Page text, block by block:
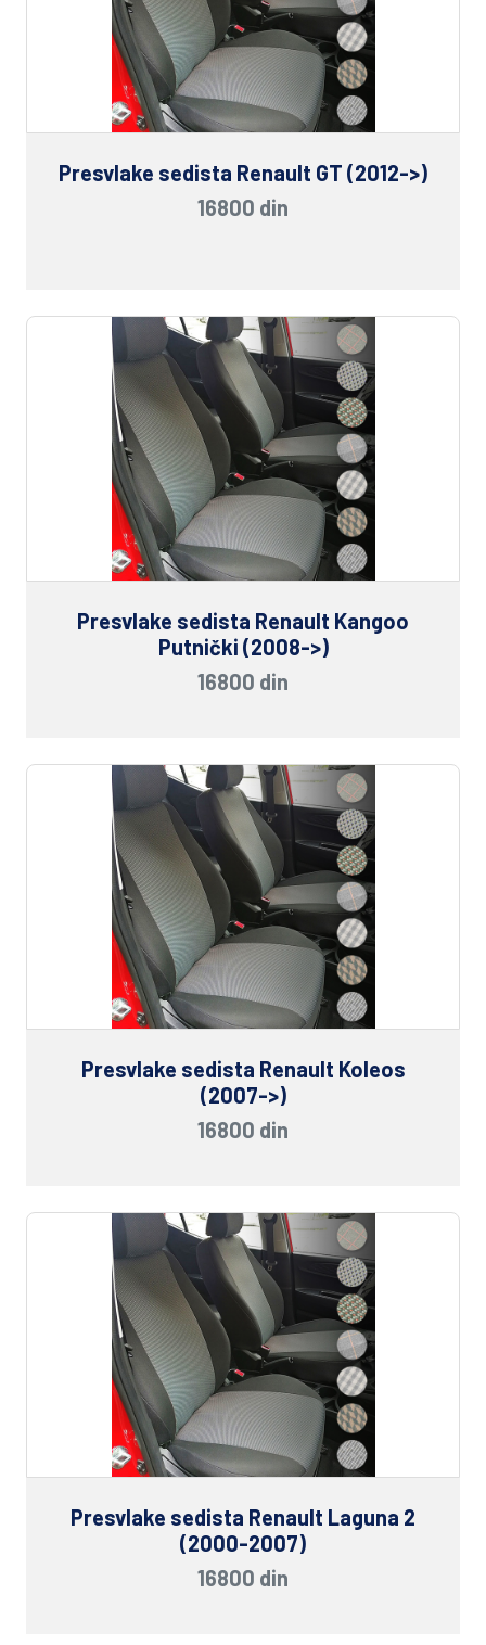
Presvlake sedista Renault GT (2012->)
16800 din
Presvlake sedista Renault Kangoo
Putnički (2008->)
16800 din
Presvlake sedista Renault Koleos
(2007->)
16800 din
Presvlake sedista Renault Laguna 2
(2000-2007)
16800 din